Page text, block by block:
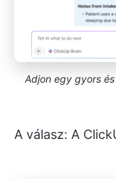
Adjon egy gyors
A válasz: A